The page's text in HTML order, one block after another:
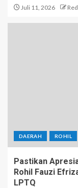
Juli 11, 2026
DAERAH ROHIL
Pastikan
Rohil Fauzi
LPTQ